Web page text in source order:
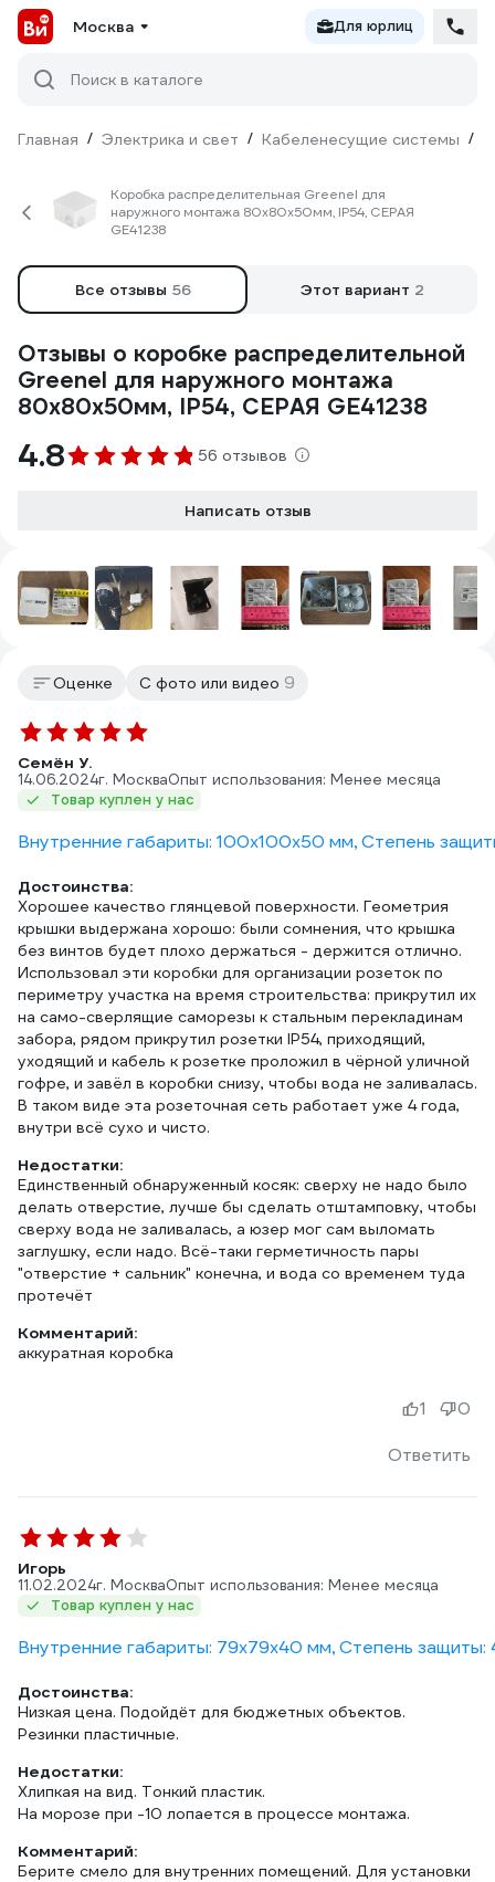
Москва Для юрлиц
Поиск в каталоге
Главная / Электрика и свет / Кабеленесущие системы /
Коробка распределительная Greenel для
наружного монтажа 80х80х50мм, IP54, СЕРАЯ
GE41238
Все отзывы 56 Этот вариант 2
Отзывы о коробке распределительной
Greenel для наружного монтажа
80х80х50мм, IP54, СЕРАЯ GE41238
4.8 56 отзывов
Написать отзыв
Оценке С фото или видео 9
Семён У.
14.06.2024г. МоскваОпыт использования: Менее месяца
Товар куплен у нас
Внутренние габариты: 100х100х50 мм, Степень
Достоинства:
Хорошее качество глянцевой поверхности. Геометрия
крышки выдержана хорошо: были сомнения, что крышка
без винтов будет плохо держаться - держится отлично.
Использовал эти коробки для организации розеток по
периметру участка на время строительства: прикрутил их
на само-сверлящие саморезы к стальным перекладинам
забора, рядом прикрутил розетки IP54, приходящий,
уходящий и кабель к розетке проложил в чёрной уличной
гофре, и завёл в коробки снизу, чтобы вода не заливалась.
В таком виде эта розеточная сеть работает уже 4 года,
внутри всё сухо и чисто.
Недостатки:
Единственный обнаруженный косяк: сверху не надо было
делать отверстие, лучше бы сделать отштамповку, чтобы
сверху вода не заливалась, а юзер мог сам выломать
заглушку, если надо. Всё-таки герметичность пары
"отверстие + сальник" конечна, и вода со временем туда
протечёт
Комментарий:
аккуратная коробка
Ответить
1 0
Игорь
11.02.2024г. МоскваОпыт использования: Менее месяца
Товар куплен у нас
Внутренние габариты: 79x79x40 мм, Степень защиты:
Достоинства:
Низкая цена. Подойдëт для бюджетных объектов.
Резинки пластичные.
Недостатки:
Хлипкая на вид. Тонкий пластик.
На морозе при -10 лопается в процессе монтажа.
Комментарий:
Берите смело для внутренних помещений. Для установки